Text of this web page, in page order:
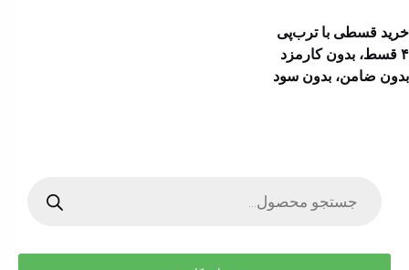
خرید قسطی با ترب‌پی
۴ قسط، بدون کارمزد
بدون ضامن، بدون سود